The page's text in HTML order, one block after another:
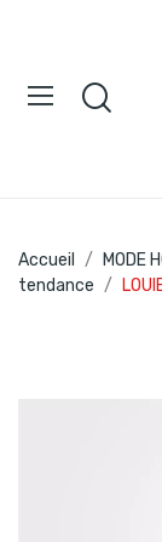
Accueil MODE
tendance